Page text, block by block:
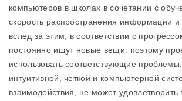
компьютеров в школах в сочетании с
скорость распространения информации и
вслед за этим, в соответствии с
постоянно ищут новые вещи, поэтому
использовать соответствующие
интуитивной, четкой и компьютерной
взаимодействия, не может удовлетворить